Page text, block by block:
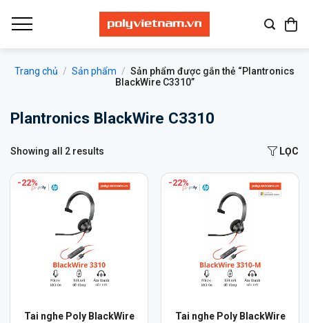
qua
Trang chủ / Sản phẩm / Sản phẩm được gắn thẻ “Plantronics
BlackWire C3310”
Plantronics BlackWire C3310
Showing all 2 results LỌC
-22%
Tai nghe Poly BlackWire
Sản
-22%
Tai nghe Poly BlackWire
Sản